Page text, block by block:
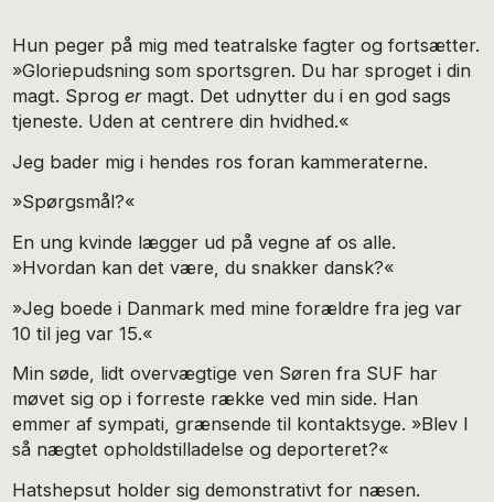
Hun peger på mig med teatralske fagter og fortsætter.
»Gloriepudsning som sportsgren. Du har sproget i din
magt. Sproger magt. Det udnytter du i en god sags
tjeneste. Uden at centrere din hvidhed.«
Jeg bader mig i hendes ros foran kammeraterne.
»Spørgsmål?«
En ung kvinde lægger ud på vegne af os alle.
»Hvordan kan det være, du snakker dansk?«
»Jeg boede i Danmark med mine forældre fra jeg var
10 til jeg var 15.«
Min søde, lidt overvægtige ven Søren fra SUF har
møvet sig op i forreste række ved min side. Han
emmer af sympati, grænsende til kontaktsyge. »Blev I
så nægtet opholdstilladelse og deporteret?«
Hatshepsut holder sig demonstrativt for næsen.